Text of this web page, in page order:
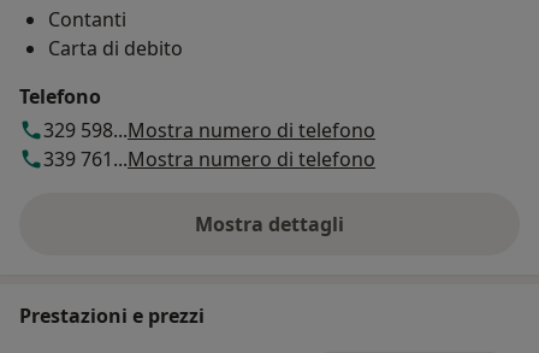
Contanti
Carta di debito
Telefono
329 598...Mostra numero di telefono
339 761...Mostra numero di telefono
Mostra dettagli
sull'indirizzo
Prestazioni e prezzi